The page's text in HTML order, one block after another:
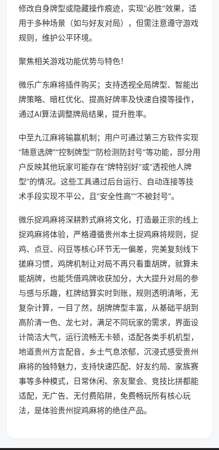
修改自身牌型或隐藏操作痕迹，实现“必胜”效果，适
用于多种场景（如与好友对局），但需注意遵守游戏
规则，维护公平环境。
聚焦相关游戏功能优势与特色！
微乐广东麻将插件购买；支持透视全局牌型、智能出
牌策略、暗杠优化、提高好牌率及快速自摸等操作，
通过AI算法调整牌局结果，提升胜率。
中至九江麻将输赢机制；用户可通过第三方软件实现
“随意选牌”“控制牌型”“防检测防封号”等功能，部分用
户反映其他玩家可能存在“牌特别好”或“透视他人牌
型”的情况。这些工具通过后台运行、自动连接等技
术手段实现不平公，且“安全性高”“不被封号”。
微乐捉鸡麻将深耕黔式麻将文化，打造最正宗的线上
捉鸡麻将体验，严格遵循贵州本土捉鸡麻将规则，捉
鸡、点豆、闷豆等核心环节无一偏差，完美复刻线下
搓麻习惯，鸡牌机制让对局不再只看重胡牌，就算未
能胡牌，也能凭借鸡牌收获加分，大大提升对局的参
与感与乐趣，杠牌结算实时到账，规则透明清晰，无
复杂计算，一目了然，胡牌牌型丰富，从基础平胡到
高阶清一色、龙七对，满足不同玩家的需求，界面设
计简洁大气，运行流畅无卡顿，适配各类手机机型，
地道贵州方言配音，乡土气息浓郁，沉浸式感受贵州
麻将的独特魅力，支持快速匹配、好友约局、家族赛
事等多种模式，日常休闲、亲友聚会、竞技比拼都能
适配，无广告、无付费陷阱，免费畅玩所有核心玩
法，是体验贵州捉鸡麻将的绝佳产品。